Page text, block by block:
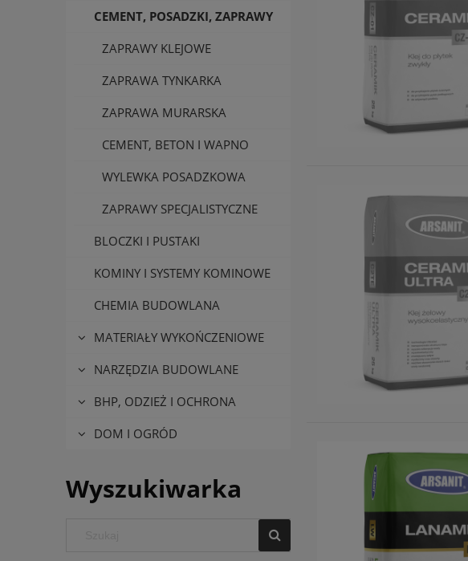
CEMENT, POSADZKI, ZAPRAWY
ZAPRAWY KLEJOWE
ZAPRAWA TYNKARKA
ZAPRAWA MURARSKA
CEMENT, BETON I WAPNO
WYLEWKA POSADZKOWA
ZAPRAWY SPECJALISTYCZNE
BLOCZKI I PUSTAKI
KOMINY I SYSTEMY KOMINOWE
CHEMIA BUDOWLANA
MATERIAŁY WYKOŃCZENIOWE
NARZĘDZIA BUDOWLANE
BHP, ODZIEŻ I OCHRONA
DOM I OGRÓD
Wyszukiwarka